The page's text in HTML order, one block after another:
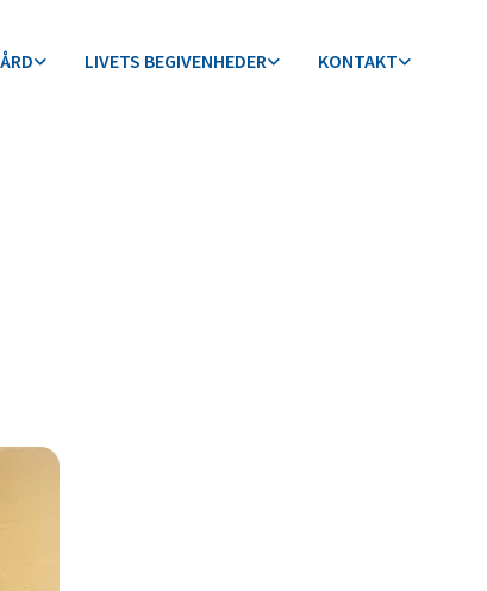
LIVETS BEGIVENHEDER KONTAKT